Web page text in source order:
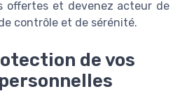
offertes et devenez acteur de
contrôle et de sérénité.
de vos